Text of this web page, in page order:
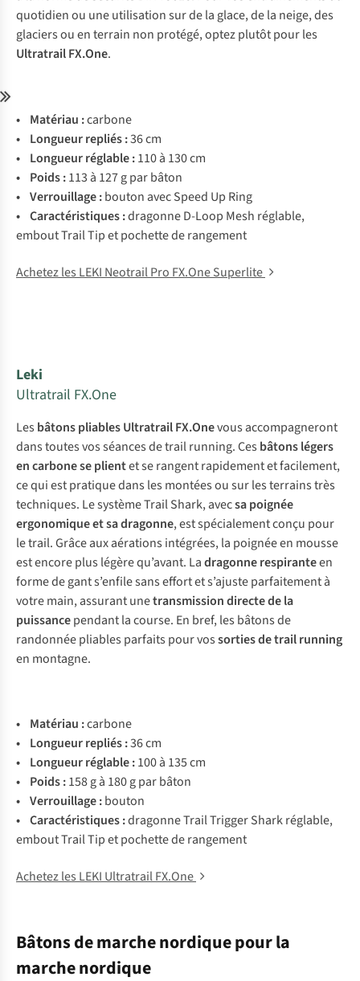
quotidien ou une utilisation sur de la glace, de la neige, des
glaciers ou en terrain non protégé, optez plutôt pour les
Ultratrail FX.One.
• Matériau :carbone
• Longueur repliés :36 cm
• Longueur réglable :110 à 130 cm
• Poids :113 à 127 g par bâton
• Verrouillage :bouton avec Speed Up Ring
• Caractéristiques :dragonne D-Loop Mesh réglable,
embout Trail Tip et pochette de rangement
Achetez les LEKI Neotrail Pro FX.One Superlite
Leki
Ultratrail FX.One
Les bâtons pliables Ultratrail FX.Onevous accompagneront
dans toutes vos séances de trail running. Ces bâtons légers
en carbonese plientet se rangent rapidement et facilement,
ce qui est pratique dans les montées ou sur les terrains très
techniques. Le système Trail Shark, avecsa poignée
ergonomique et sa dragonne, est spécialement conçu pour
le trail. Grâce aux aérations intégrées, la poignée en mousse
est encore plus légère qu’avant. Ladragonne respiranteen
forme de gant s’enfile sans effort et s’ajuste parfaitement à
votre main, assurant unetransmission directe de la
puissancependant la course. En bref, les bâtons de
randonnée pliables parfaits pour vossorties de trail running
en montagne.
• Matériau :carbone
• Longueur repliés :36 cm
• Longueur réglable :100 à 135 cm
• Poids :158 g à 180 g par bâton
• Verrouillage :bouton
• Caractéristiques :dragonne Trail Trigger Shark réglable,
embout Trail Tip et pochette de rangement
Achetez les LEKI Ultratrail FX.One
Bâtons de marche nordique pour la
marche nordique